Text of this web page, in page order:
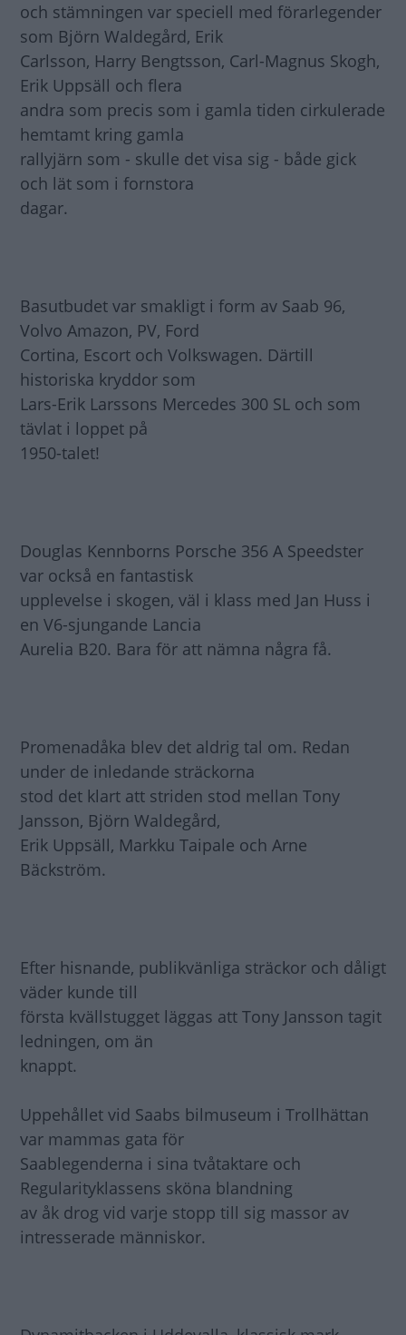
och stämningen var speciell med förarlegender
som Björn Waldegård, Erik
Carlsson, Harry Bengtsson, Carl-Magnus Skogh,
Erik Uppsäll och flera
andra som precis som i gamla tiden cirkulerade
hemtamt kring gamla
rallyjärn som - skulle det visa sig - både gick
och lät som i fornstora
dagar.
Basutbudet var smakligt i form av Saab 96,
Volvo Amazon, PV, Ford
Cortina, Escort och Volkswagen. Därtill
historiska kryddor som
Lars-Erik Larssons Mercedes 300 SL och som
tävlat i loppet på
1950-talet!
Douglas Kennborns Porsche 356 A Speedster
var också en fantastisk
upplevelse i skogen, väl i klass med Jan Huss i
en V6-sjungande Lancia
Aurelia B20. Bara för att nämna några få.
Promenadåka blev det aldrig tal om. Redan
under de inledande sträckorna
stod det klart att striden stod mellan Tony
Jansson, Björn Waldegård,
Erik Uppsäll, Markku Taipale och Arne
Bäckström.
Efter hisnande, publikvänliga sträckor och dåligt
väder kunde till
första kvällstugget läggas att Tony Jansson tagit
ledningen, om än
knappt.
Uppehållet vid Saabs bilmuseum i Trollhättan
var mammas gata för
Saablegenderna i sina tvåtaktare och
Regularityklassens sköna blandning
av åk drog vid varje stopp till sig massor av
intresserade människor.